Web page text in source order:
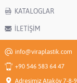
KATALOGLAR
İLETİŞİM
info@viraplastik.com
+90 546 583 64 47
Adresimiz Ataköy 7-8-